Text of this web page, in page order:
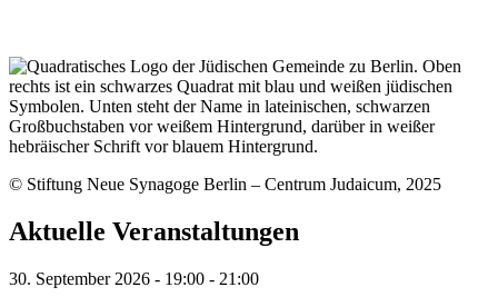
© Stiftung Neue Synagoge Berlin – Centrum Judaicum, 2025
Aktuelle Veranstaltungen
30. September 2026 - 19:00 - 21:00